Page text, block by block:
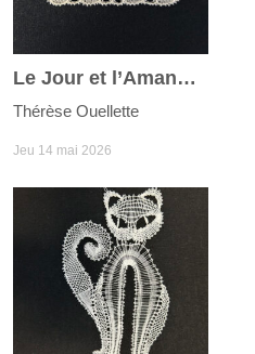
Le Jour et l’Amande
Thérèse Ouellette
Jeu 14 mai 2026